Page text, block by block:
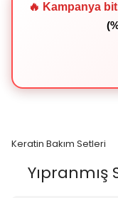
🔥 Kampanya
Keratin Bakım Setleri
Yıpranmış